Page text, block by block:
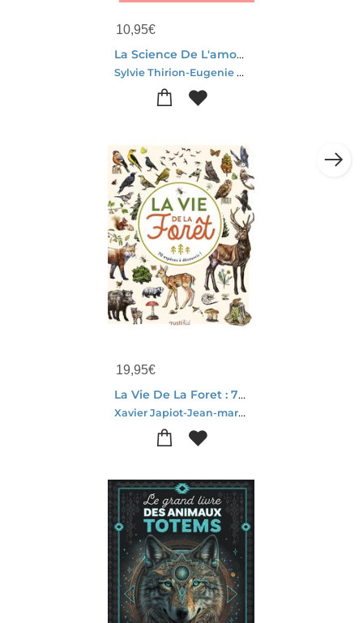
10,95€
La Science De L'amour : Les Mysteres De L'amour Decryptes Par Une Neuroscientifique
Sylvie Thirion-Eugenie Debesse
19,95€
La Vie De La Foret : 70 Especes A Decouvrir !
Xavier Japiot-Jean-marie Polese-Maud Bihan